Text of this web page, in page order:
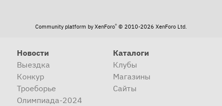
Community platform by XenForo® © 2010-2026 XenForo Ltd.
Новости
Выездка
Конкур
Троеборье
Олимпиада-2024
Каталоги
Клубы
Магазины
Сайты